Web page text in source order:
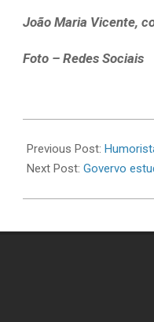
João Maria Vicente,
Foto – Redes Sociais
06-
16
Previous Post:
Next Post: Govervo